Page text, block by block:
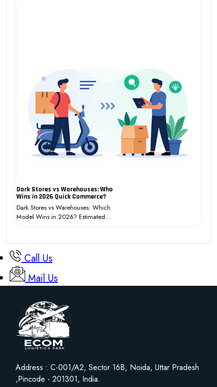
Dark Stores vs Warehouses: Who
Wins in 2026 Quick Commerce?
Dark Stores vs Warehouses: Which
Model Wins in 2026? Estimated…
Call Us
Mail Us
Address : C-001/A2, Sector 16B, Noida, Uttar Pradesh
,Pincode - 201301, India.